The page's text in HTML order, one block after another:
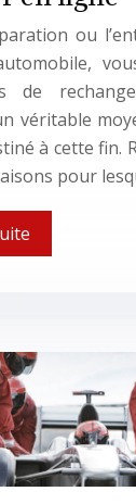
ou
de
véritable
à cette fin.
pour